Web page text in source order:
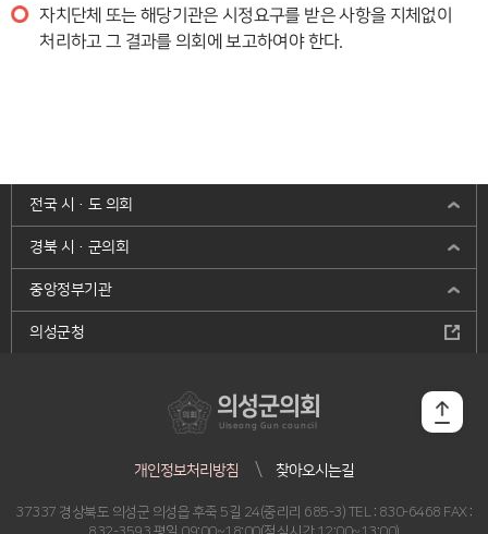
자치단체 또는 해당기관은 시정요구를 받은 사항을 지체없이
처리하고 그 결과를 의회에 보고하여야 한다.
전국 시·도 의회
경북 시·군의회
중앙정부기관
의성군청
의성군의회
Uiseong Gun council
개인정보처리방침 찾아오시는길
37337 경상북도 의성군 의성읍 후죽 5길 24(중리리 685-3) TEL : 830-6468 FAX :